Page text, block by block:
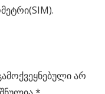
არ